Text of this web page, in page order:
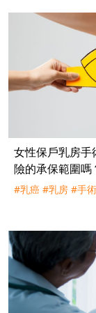
女性保戶乳房
險的承保範圍嗎
#乳癌 #乳房 #手術